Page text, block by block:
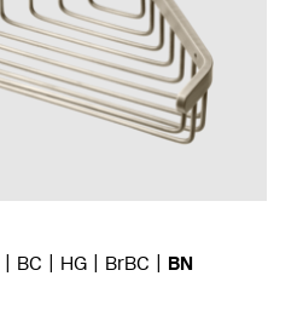
BC HG BrBC BN